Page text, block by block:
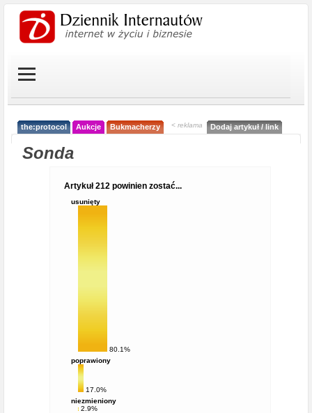
the:protocol Aukcje Bukmacherzy < reklama Dodaj artykuł / link
Sonda
Artykuł 212 powinien zostać...
usunięty
80.1%
poprawiony
17.0%
niezmieniony
2.9%